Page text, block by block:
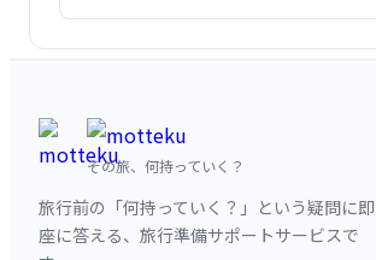
その旅、何持っていく？
旅行前の「何持っていく？」という疑問に即
座に答える、旅行準備サポートサービスで